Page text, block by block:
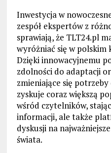
Inwestycja w
zespół ekspertów z
sprawiają, że TLT24.pl
wyróżniać się w polskim
Dzięki innowacyjnemu
zdolności do adaptacji
zmieniające się
zyskuje coraz większą
wśród czytelników,
informacji, ale także
dyskusji na
świata.